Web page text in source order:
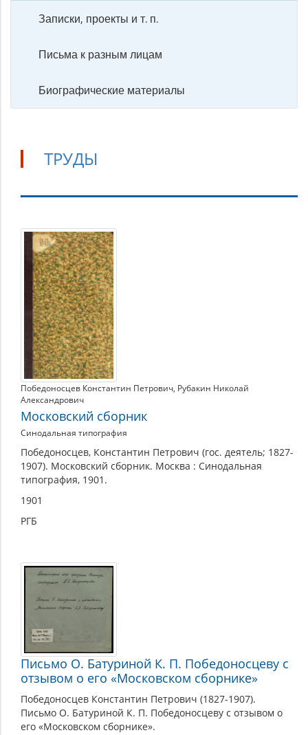
Записки, проекты и т. п.
Письма к разным лицам
Биографические материалы
ТРУДЫ
Труды
Победоносцев Константин Петрович, Рубакин Николай
Александрович
Московский сборник
Синодальная типография
Победоносцев, Константин Петрович (гос. деятель; 1827-
1907). Московский сборник. Москва : Синодальная
типография, 1901.
1901
РГБ
Письмо О. Батуриной К. П. Победоносцеву с
отзывом о его «Московском сборнике»
Победоносцев Константин Петрович (1827-1907).
Письмо О. Батуриной К. П. Победоносцеву с отзывом о
его «Московском сборнике».